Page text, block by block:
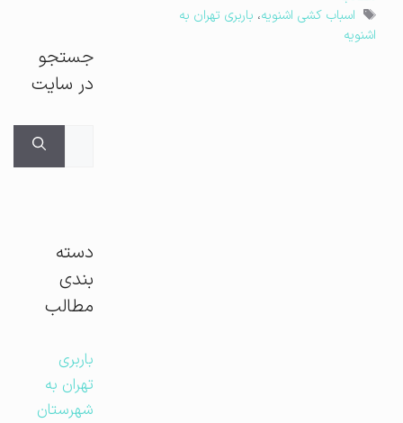
برچسب‌ها
اسباب کشی اشنویه،باربری تهران به
اشنویه
جستجو
در سایت
دسته
بندی
مطالب
باربری
تهران به
شهرستان